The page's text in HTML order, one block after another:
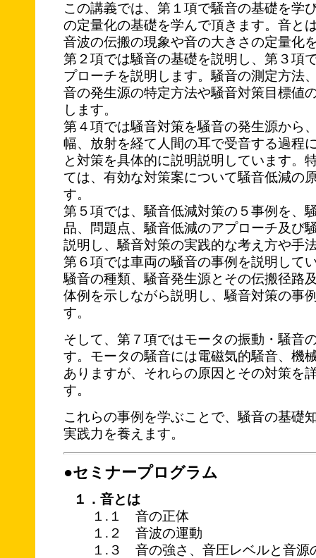
この講義では、第１項で騒音の基礎を学
の定量化の基礎を学んで頂きます。音と
音波の伝搬の現象や音の大きさの定量化
第２項では騒音の基礎を説明し、第３項
プローチを説明します。騒音の測定方法
音の発生源の特定方法や騒音対策目標値
します。
第４項では騒音対策を騒音の発生源から
幅、放射を経て人間の耳で受音する過程
と対策を具体的に説明説明しています。
ては、有効な対策案について騒音低減の
す。
第５項では、騒音低減対策の５事例を、
品、問題点、騒音低減のアプローチ及び
説明し、騒音対策の実践的な考え方や手
第６項では車両の騒音の事例を説明して
騒音の種類、騒音発生源とその伝搬径路
体例を示しながら説明し、騒音対策の事
す。
そして、第７項ではモータの振動・騒音
す。モータの騒音には電磁気的騒音、機
ありますが、それらの原因とその対策を
す。
これらの事例を学ぶことで、騒音の基礎
実践力を養えます。
●セミナープログラム
１．音とは
１.１ 音の正体
１.２ 音波の運動
１.３ 音の強さ、音圧レベルと音源